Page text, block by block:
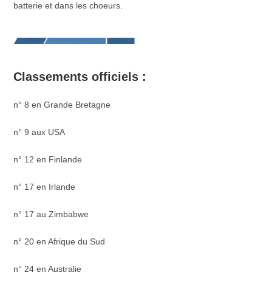
batterie et dans les choeurs.
Classements officiels :
n° 8 en Grande Bretagne
n° 9 aux USA
n° 12 en Finlande
n° 17 en Irlande
n° 17 au Zimbabwe
n° 20 en Afrique du Sud
n° 24 en Australie